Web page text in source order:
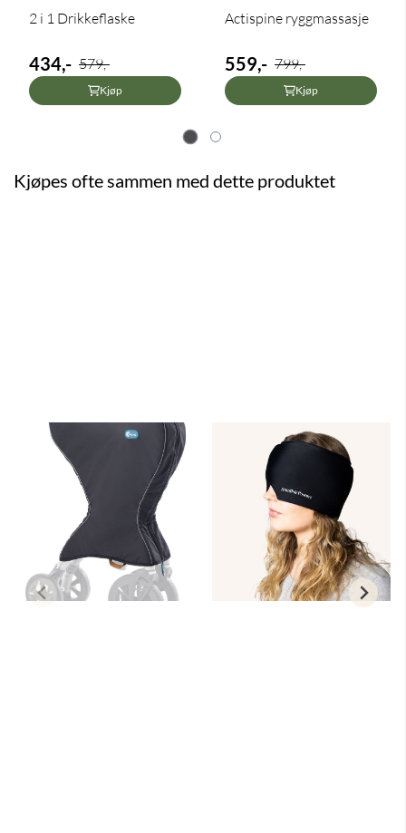
2 i 1 Drikkeflaske
434,- 579,-
Kjøp
Actispine ryggmassasje
559,- 799,-
Kjøp
Kjøpes ofte sammen med dette produktet